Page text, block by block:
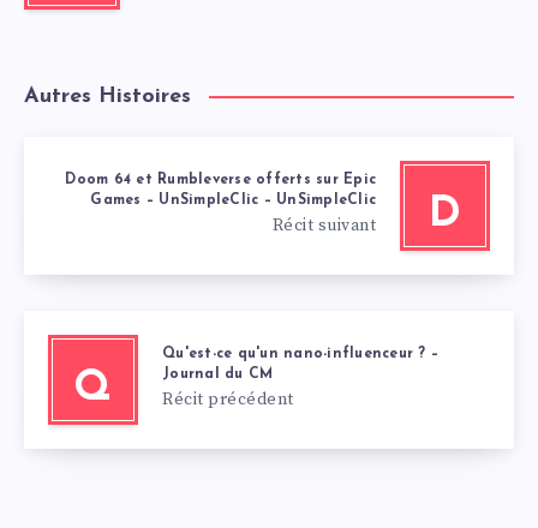
Autres Histoires
D
Doom 64 et Rumbleverse offerts sur Epic
Games – UnSimpleClic – UnSimpleClic
Récit suivant
Q
Qu'est-ce qu'un nano-influenceur ? –
Journal du CM
Récit précédent